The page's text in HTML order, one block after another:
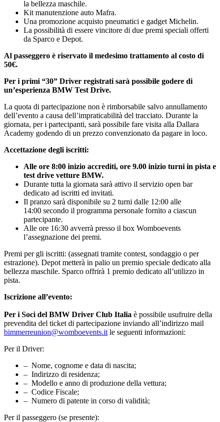
la bellezza maschile.
Kit manutenzione auto Mafra.
Una promozione acquisto pneumatici e gadget Michelin.
La possibilità di essere vincitore di due premi speciali offerti
da Sparco e Depot.
Al passeggero è riservato il medesimo trattamento al costo di
50€.
Per i primi “30” Driver registrati sarà possibile godere di
un’esperienza BMW Test Drive.
La quota di partecipazione non è rimborsabile salvo annullamento
dell’evento a causa dell’impraticabilità del tracciato. Durante la
giornata, per i partecipanti, sarà possibile fare visita alla Dallara
Academy godendo di un prezzo convenzionato da pagare in loco.
Accettazione degli iscritti:
Alle ore 8:00 inizio accrediti, ore 9.00 inizio turni in pista e
test drive vetture BMW.
Durante tutta la giornata sarà attivo il servizio open bar
dedicato ad iscritti ed invitati.
Il pranzo sarà disponibile su 2 turni dalle 12:00 alle
14:00 secondo il programma personale fornito a ciascun
partecipante.
Alle ore 16:30 avverrà presso il box Womboevents
l’assegnazione dei premi.
Premi per gli iscritti: (assegnati tramite contest, sondaggio o per
estrazione). Depot metterà in palio un premio speciale dedicato alla
bellezza maschile. Sparco offrirà 1 premio dedicato all’utilizzo in
pista.
Iscrizione all’evento:
Per i Soci del BMW Driver Club Italia è possibile usufruire della
prevendita del ticket di partecipazione inviando all’indirizzo mail
bimmerreunion@womboevents.it le seguenti informazioni:
Per il Driver:
– Nome, cognome e data di nascita;
– Indirizzo di residenza;
– Modello e anno di produzione della vettura;
– Codice Fiscale;
– Numero di patente in corso di validità;
Per il passeggero (se presente):